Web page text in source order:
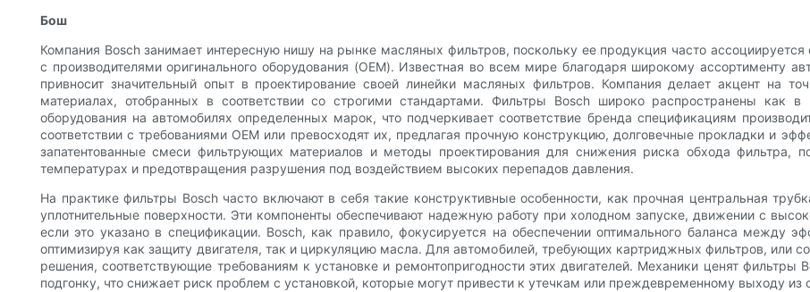
Бош
Компания Bosch занимает интересную нишу на рынке масляных фильтров, поскольку ее продукция часто
с производителями оригинального оборудования (OEM). Известная во всем мире благодаря широкому ассортименту
привносит значительный опыт в проектирование своей линейки масляных фильтров. Компания делает акцент на
материалах, отобранных в соответствии со строгими стандартами. Фильтры Bosch широко распространены как в
оборудования на автомобилях определенных марок, что подчеркивает соответствие бренда спецификациям
соответствии с требованиями OEM или превосходят их, предлагая прочную конструкцию, долговечные прокладки и
запатентованные смеси фильтрующих материалов и методы проектирования для снижения риска обхода фильтра,
температурах и предотвращения разрушения под воздействием высоких перепадов давления.
На практике фильтры Bosch часто включают в себя такие конструктивные особенности, как прочная центральная
уплотнительные поверхности. Эти компоненты обеспечивают надежную работу при холодном запуске, движении с
если это указано в спецификации. Bosch, как правило, фокусируется на обеспечении оптимального баланса между
оптимизируя как защиту двигателя, так и циркуляцию масла. Для автомобилей, требующих картриджных фильтров, или
решения, соответствующие требованиям к установке и ремонтопригодности этих двигателей. Механики ценят фильтры
подгонку, что снижает риск проблем с установкой, которые могут привести к утечкам или преждевременному выходу из